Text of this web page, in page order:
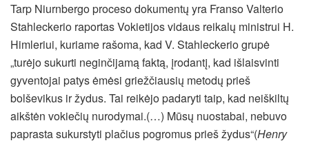
Tarp Niurnbergo proceso dokumentų yra Franso Valterio
Stahleckerio raportas Vokietijos vidaus reikalų ministrui H.
Himleriui, kuriame rašoma, kad V. Stahleckerio grupė
„turėjo sukurti neginčijamą faktą, įrodantį, kad išlaisvinti
gyventojai patys ėmėsi griežčiausių metodų prieš
bolševikus ir žydus. Tai reikėjo padaryti taip, kad neiškiltų
aikštėn vokiečių nurodymai.(…) Mūsų nuostabai, nebuvo
paprasta sukurstyti plačius pogromus prieš žydus“(Henry